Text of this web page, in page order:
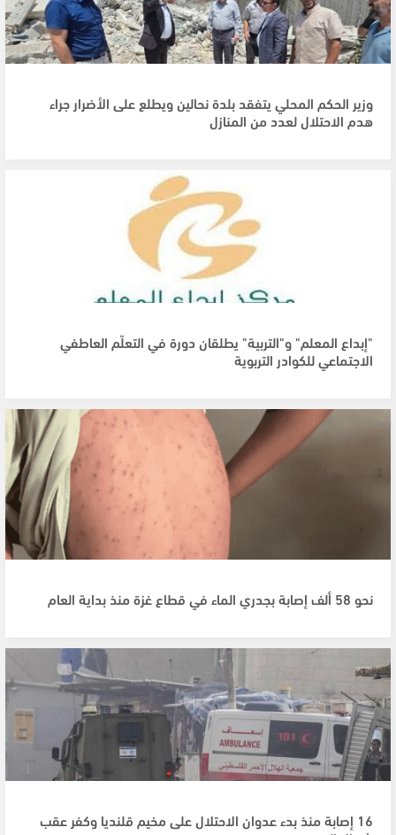
وزير الحكم المحلي يتفقد بلدة نحالين ويطلع على الأضرار جراء
هدم الاحتلال لعدد من المنازل
"إبداع المعلم" و"التربية" يطلقان دورة في التعلّم العاطفي
الاجتماعي للكوادر التربوية
نحو 58 ألف إصابة بجدري الماء في قطاع غزة منذ بداية العام
16 إصابة منذ بدء عدوان الاحتلال على مخيم قلنديا وكفر عقب